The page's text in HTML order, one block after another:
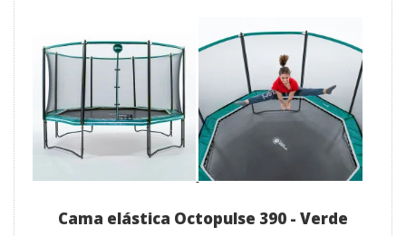
Cama elástica Octopulse 390 - Verde